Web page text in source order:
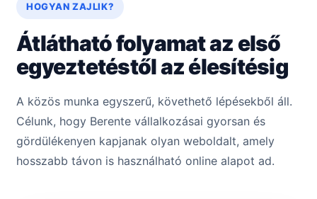
HOGYAN ZAJLIK?
Átlátható folyamat az első
egyeztetéstől az élesítésig
A közös munka egyszerű, követhető lépésekből áll.
Célunk, hogy Berente vállalkozásai gyorsan és
gördülékenyen kapjanak olyan weboldalt, amely
hosszabb távon is használható online alapot ad.